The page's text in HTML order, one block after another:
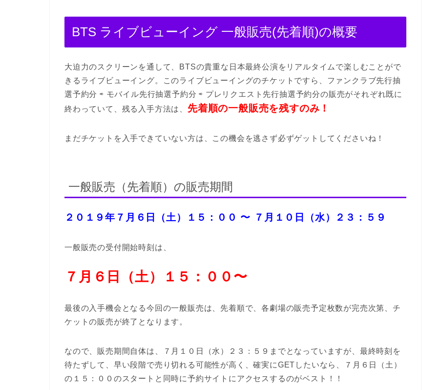
BTS ライブビューイング 一般販売(先着順)の概要
大迫力のスクリーンを通して、BTSの貴重な日本最終公演をリアルタイムで楽しむことがで
きるライブビューイング。このライブビューイングのチケットですら、ファンクラブ先行抽
選予約分 ⇨ モバイル先行抽選予約分 ⇨ プレリクエスト先行抽選予約分の販売がそれぞれ既に
終わっていて、残る入手方法は、 先着順の一般販売を残すのみ！
まだチケットを入手できていない方は、この機会を逃さず必ずゲットしてくださいね！
一般販売（先着順）の販売期間
２０１９年７月６日（土）１５：００ 〜 ７月１０日（水）２３：５９
一般販売の受付開始時刻は、
７月６日（土）１５：００〜
最後の入手機会となる今回の一般販売は、先着順で、各劇場の販売予定枚数が完売次第、チ
ケットの販売が終了となります。
なので、販売期間自体は、７月１０日（水）２３：５９までとなっていますが、最終時刻を
待たずして、早い段階で売り切れる可能性が高く、確実にGETしたいなら、７月６日（土）
の１５：００のスタートと同時に予約サイトにアクセスするのがベスト！！